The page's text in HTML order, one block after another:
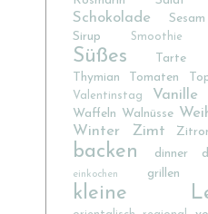
Schokolade
Sesam
Sirup
Smoothie
Süßes
Tarte
Thymian
Tomaten
Valentinstag Vanille
Waffeln Walnüsse
Winter
Zimt
backen dinner
einkochen grillen
kleine